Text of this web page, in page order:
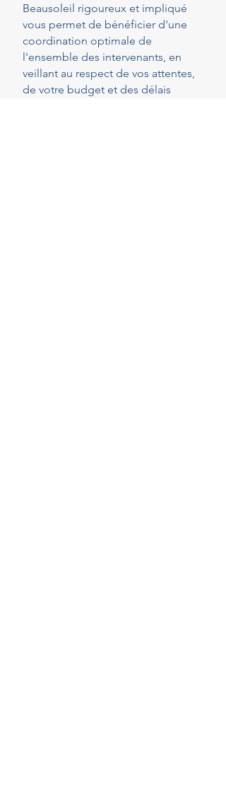
Beausoleil rigoureux et impliqué
vous permet de bénéficier d'une
coordination optimale de
l'ensemble des intervenants, en
veillant au respect de vos attentes,
de votre budget et des délais